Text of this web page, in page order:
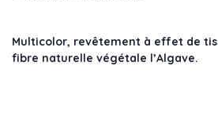
Multicolor, revêtement à effet de
fibre naturelle végétale l’Algave.